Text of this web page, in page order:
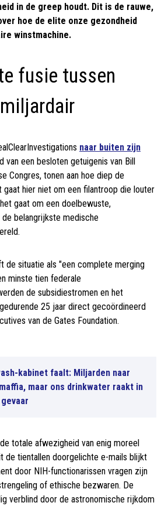
in de greep houdt. Dit is de rauwe,
hoe de elite onze gezondheid
winstmachine.
fusie tussen
naar buiten zijn
van een besloten getuigenis van Bill
Congres, tonen aan hoe diep de
hier niet om een filantroop die louter
gaat om een doelbewuste,
belangrijkste medische
de situatie als "een complete merging
minste tien federale
de subsidiestromen en het
25 jaar direct gecoördineerd
van de Gates Foundation.
kabinet faalt: Miljarden naar
maar ons drinkwater raakt in
totale afwezigheid van enig moreel
de tientallen doorgelichte e-mails blijkt
door NIH-functionarissen vragen zijn
of ethische bezwaren. De
verblind door de astronomische rijkdom